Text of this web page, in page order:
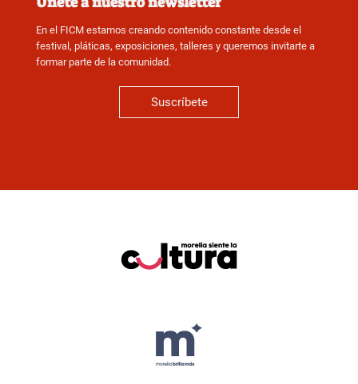
En el FICM estamos creando contenido constante desde el
festival, pláticas, exposiciones, talleres y queremos invitarte a
formar parte de la comunidad.
Suscríbete